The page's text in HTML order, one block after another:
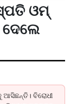
ଓମ୍‌
ଦେଲେ
ଆସିଛନ୍ତି। ବିରୋଧୀ